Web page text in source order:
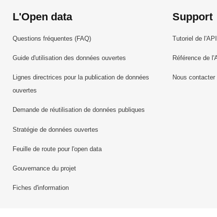
L'Open data
Questions fréquentes (FAQ)
Guide d'utilisation des données ouvertes
Lignes directrices pour la publication de données
ouvertes
Demande de réutilisation de données publiques
Stratégie de données ouvertes
Feuille de route pour l'open data
Gouvernance du projet
Fiches d'information
Support
Tutoriel de l'API
Référence de
Nous contacter